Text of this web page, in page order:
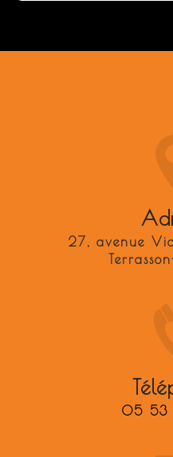
27, avenue Victor Hugo, 24120
05